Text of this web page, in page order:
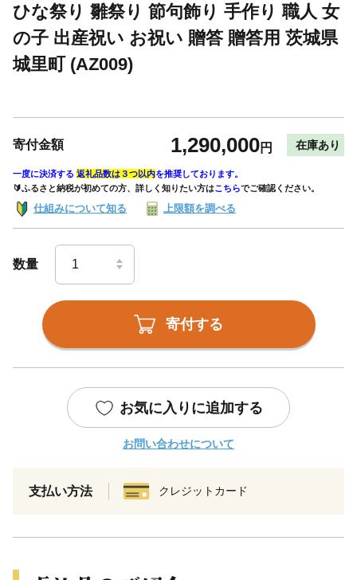
ひな祭り 雛祭り 節句飾り 手作り 職人 女
の子 出産祝い お祝い 贈答 贈答用 茨城県
城里町 (AZ009)
寄付金額 1,290,000円 在庫あり
一度に決済する 返礼品数は３つ以内を推奨しております。
🔰ふるさと納税が初めての方、詳しく知りたい方はこちらでご確認ください。
仕組みについて知る 上限額を調べる
数量
寄付する
お気に入りに追加する
お問い合わせについて
支払い方法 クレジットカード